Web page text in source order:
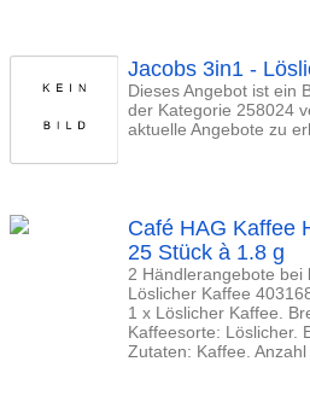
Jacobs 3in1 -
Dieses Angebot ist ein
der Kategorie 258024
aktuelle Angebote zu
Café HAG Kaffee
25 Stück à 1.8 g
2 Händlerangebote bei
Löslicher Kaffee
1 x Löslicher Kaffee.
Kaffeesorte: Löslicher.
Zutaten: Kaffee.